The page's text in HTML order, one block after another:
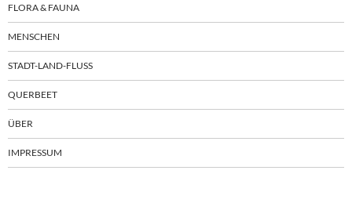
FLORA & FAUNA
MENSCHEN
STADT-LAND-FLUSS
QUERBEET
ÜBER
IMPRESSUM